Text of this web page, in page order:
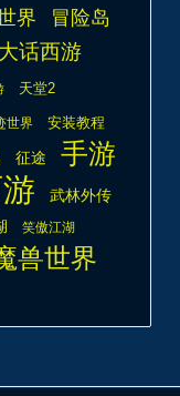
界 冒险岛
大话西游
天堂2
世界 安装教程
征途 手游
武林外传
笑傲江湖
兽世界